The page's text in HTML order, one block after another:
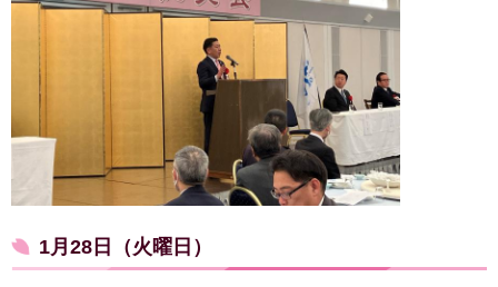
1月28日（火曜日）